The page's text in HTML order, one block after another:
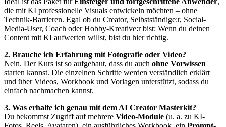
die mit KI professionelle Visuals entwickeln möchten – ohne
Technik-Barrieren. Egal ob du Creator, Selbstständige:r, Social-
Media-User, Coach oder Hobby-Kreative:r bist: Wenn du deinen
Content mit KI aufwerten willst, bist du hier richtig.
2. Brauche ich Erfahrung mit Fotografie oder Video?
Nein. Der Kurs ist so aufgebaut, dass du auch ohne Vorwissen
starten kannst. Die einzelnen Schritte werden verständlich erklärt
und über Videos, Workbook und Vorlagen unterstützt, sodass du
einfach nachmachen kannst.
3. Was erhalte ich genau mit dem AI Creator Masterkit?
Du bekommst Zugriff auf mehrere Video-Module (u. a. zu KI-